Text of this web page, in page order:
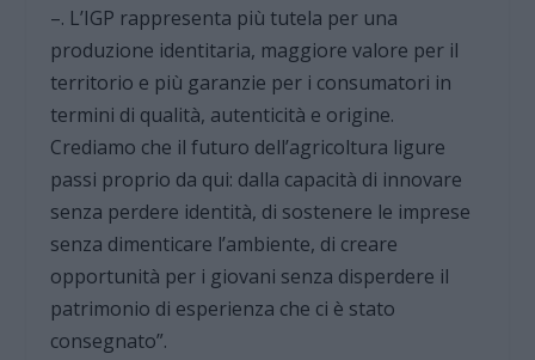
–. L’IGP rappresenta più tutela per una
produzione identitaria, maggiore valore per il
territorio e più garanzie per i consumatori in
termini di qualità, autenticità e origine.
Crediamo che il futuro dell’agricoltura ligure
passi proprio da qui: dalla capacità di innovare
senza perdere identità, di sostenere le imprese
senza dimenticare l’ambiente, di creare
opportunità per i giovani senza disperdere il
patrimonio di esperienza che ci è stato
consegnato”.